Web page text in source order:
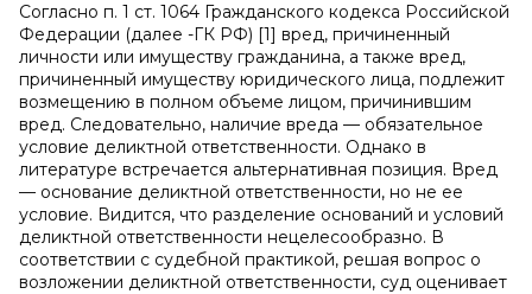
Согласно п. 1 ст. 1064 Гражданского кодекса Российской
Федерации (далее -ГК РФ) [1] вред, причиненный
личности или имуществу гражданина, а также вред,
причиненный имуществу юридического лица, подлежит
возмещению в полном объеме лицом, причинившим
вред. Следовательно, наличие вреда — обязательное
условие деликтной ответственности. Однако в
литературе встречается альтернативная позиция. Вред
— основание деликтной ответственности, но не ее
условие. Видится, что разделение оснований и условий
деликтной ответственности нецелесообразно. В
соответствии с судебной практикой, решая вопрос о
возложении деликтной ответственности, суд оценивает